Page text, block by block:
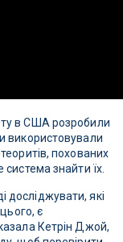
в США розробили
використовували
похованих
знайти їх.
досліджувати, які
є
Кетрін Джой,